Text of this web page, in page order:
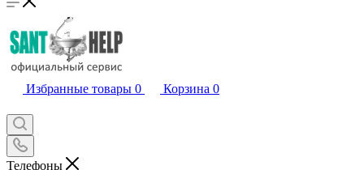
Избранные товары 0 Корзина 0
Телефоны